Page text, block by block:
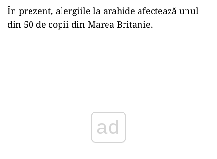
În prezent, alergiile la arahide afectează unul
din 50 de copii din Marea Britanie.
ad